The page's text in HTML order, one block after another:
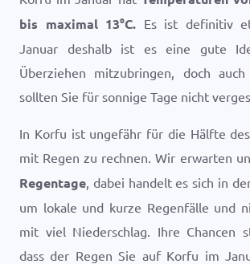
bis maximal 13°C. Es ist definitiv
Januar deshalb ist es eine gute
Überziehen mitzubringen, doch auch
sollten Sie für sonnige Tage nicht
In Korfu ist ungefähr für die Hälfte
mit Regen zu rechnen. Wir erwarten
Regentage, dabei handelt es sich in
um lokale und kurze Regenfälle und
mit viel Niederschlag. Ihre Chancen
dass der Regen Sie auf Korfu im